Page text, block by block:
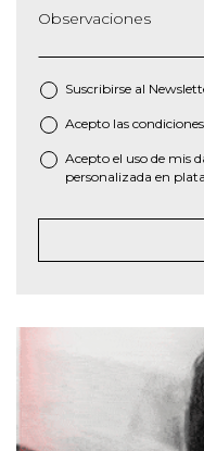
Observaciones
Suscribirse al
* Acepto las
Acepto el uso de mis
personalizada en